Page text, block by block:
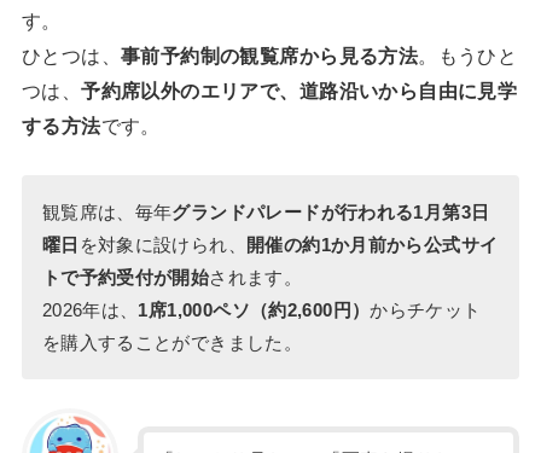
す。
ひとつは、 事前予約制の観覧席から見る方法。もうひと
つは、予約席以外のエリアで、道路沿いから自由に見学
する方法です。
観覧席は、毎年グランドパレードが行われる1月第3日
曜日 を対象に設けられ、
開催の約1か月前から公式サイ
トで予約受付が開始されます。
2026年は、 1席1,000ペソ（約2,600円）からチケット
を購入することができました。